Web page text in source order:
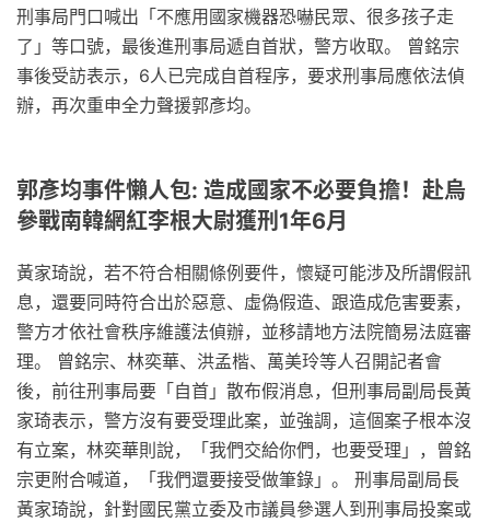
刑事局門口喊出「不應用國家機器恐嚇民眾、很多孩子走
了」等口號，最後進刑事局遞自首狀，警方收取。 曾銘宗
事後受訪表示，6人已完成自首程序，要求刑事局應依法偵
辦，再次重申全力聲援郭彥均。
郭彥均事件懶人包: 造成國家不必要負擔！赴烏
參戰南韓網紅李根大尉獲刑1年6月
黃家琦說，若不符合相關條例要件，懷疑可能涉及所謂假訊
息，還要同時符合出於惡意、虛偽假造、跟造成危害要素，
警方才依社會秩序維護法偵辦，並移請地方法院簡易法庭審
理。 曾銘宗、林奕華、洪孟楷、萬美玲等人召開記者會
後，前往刑事局要「自首」散布假消息，但刑事局副局長黃
家琦表示，警方沒有要受理此案，並強調，這個案子根本沒
有立案，林奕華則說，「我們交給你們，也要受理」，曾銘
宗更附合喊道，「我們還要接受做筆錄」。 刑事局副局長
黃家琦說，針對國民黨立委及市議員參選人到刑事局投案或